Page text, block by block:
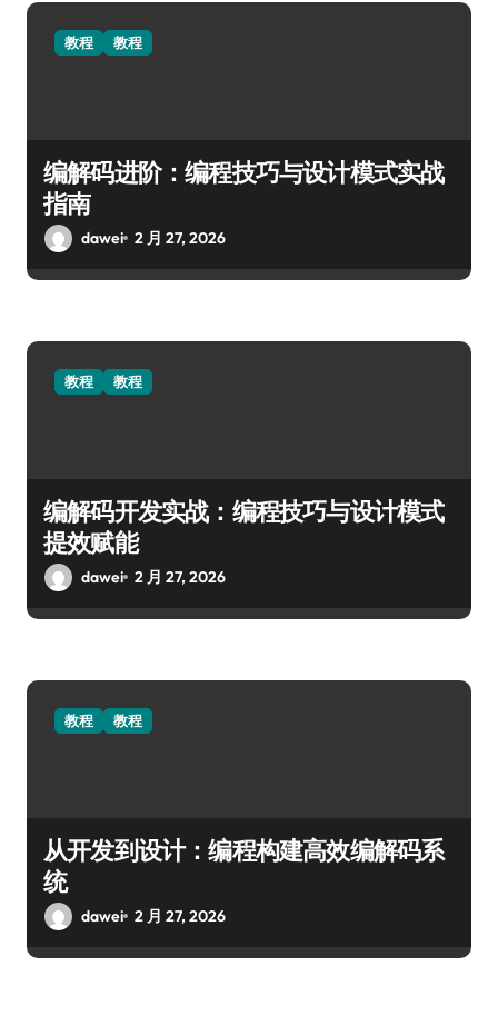
教程 教程
编解码进阶：编程技巧与设计模式实战
指南
dawei 2 月 27, 2026
教程 教程
编解码开发实战：编程技巧与设计模式
提效赋能
dawei 2 月 27, 2026
教程 教程
从开发到设计：编程构建高效编解码系
统
dawei 2 月 27, 2026